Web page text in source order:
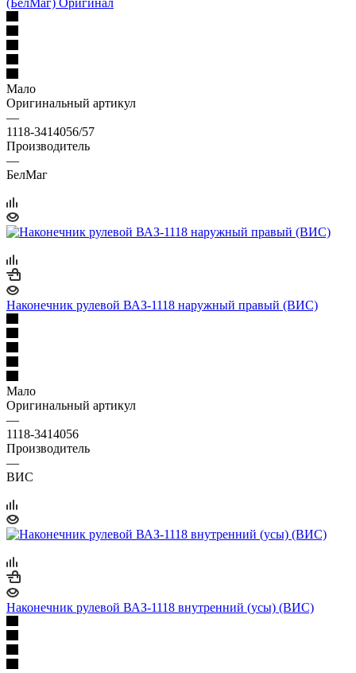
Мало
Оригинальный артикул
—
1118-3414056/57
Производитель
—
БелМаг
Наконечник рулевой ВАЗ-1118 наружный правый (ВИС)
Мало
Оригинальный артикул
—
1118-3414056
Производитель
—
ВИС
Наконечник рулевой ВАЗ-1118 внутренний (усы) (ВИС)